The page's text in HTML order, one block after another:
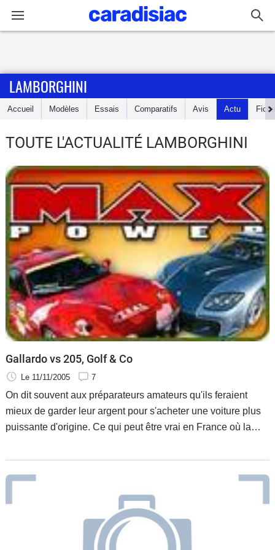
Accueil
Essais
Guide
d'achat
Electriques
Utilitaires
Flottes
Auto
Services
Forum
Moto
Marques
LAMBORGHINI
Accueil Modèles Essais Comparatifs Avis Actu
TOUTE L'ACTUALITÉ LAMBORGHINI
Gallardo vs 205, Golf & Co
Le 11/11/2005 7
On dit souvent aux préparateurs amateurs qu'ils feraient
mieux de garder leur argent pour s'acheter une voiture plus
puissante d'origine. Ce qui peut être vrai en France où la